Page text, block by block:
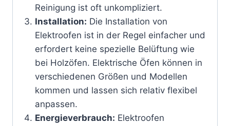
Reinigung ist oft unkompliziert.
Installation: Die Installation von
Elektroofen ist in der Regel einfacher und
erfordert keine spezielle Belüftung wie
bei Holzöfen. Elektrische Öfen können in
verschiedenen Größen und Modellen
kommen und lassen sich relativ flexibel
anpassen.
Energieverbrauch: Elektroofen